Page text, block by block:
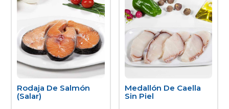
Rodaja De Salmón
(Salar)
Medallón De Caella
Sin Piel